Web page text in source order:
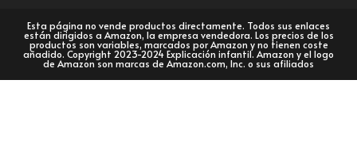
Esta página no vende productos directamente. Todos sus enlaces
están dirigidos a Amazon, la empresa vendedora. Los precios de los
productos son variables, marcados por Amazon y no tienen coste
añadido. Copyright 2023-2024 Explicación infantil. Amazon y el logo
de Amazon son marcas de Amazon.com, Inc. o sus afiliados